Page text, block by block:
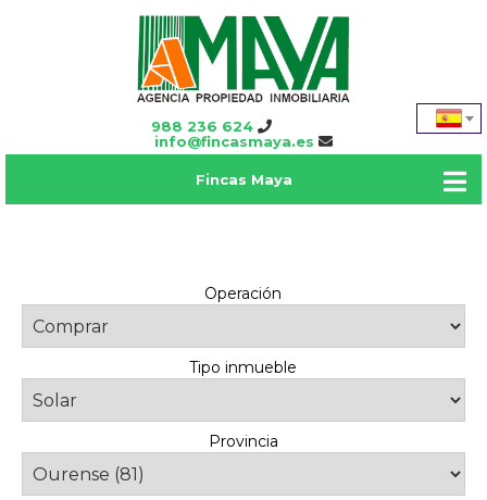
988 236 624
info@fincasmaya.es
Fincas Maya
Operación
Tipo inmueble
Provincia